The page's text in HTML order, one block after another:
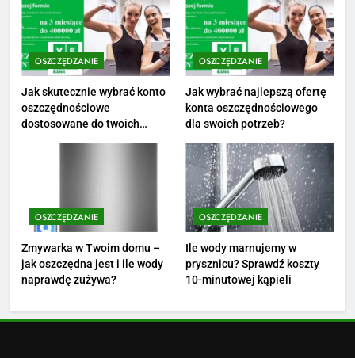
poznaj średnie zarobki na tym
stanowisku
ZAROBKI
3
Ile zarabia florysta — średnie
zarobki, dodatki i sposoby na
podwyżkę
ZAROBKI
Ile zarabia nauczyciel
matematyki: średnie zarobki,
dodatki i perspektywy
ZAROBKI
5
średnie zarobki na tym
OSZCZĘDZANIE
Jak skutecznie wybrać konto
oszczędnościowe
dostosowane do twoich
OSZCZĘDZANIE
Jak wybrać najlepszą ofertę
konta oszczędnościowego
dla swoich potrzeb?
OSZCZĘDZANIE
Zmywarka w Twoim domu –
jak oszczędna jest i ile wody
naprawdę zużywa?
OSZCZĘDZANIE
Ile wody marnujemy w
prysznicu? Sprawdź koszty
10-minutowej kąpieli